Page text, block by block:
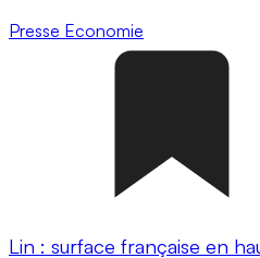
Presse Economie
Lin : surface française en